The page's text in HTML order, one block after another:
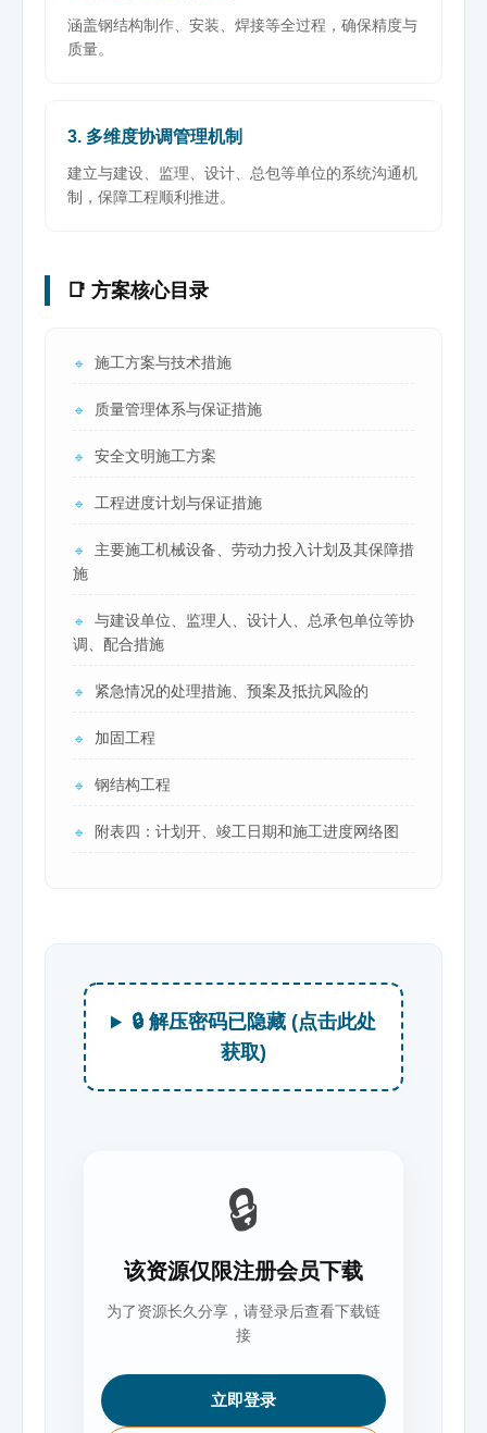
涵盖钢结构制作、安装、焊接等全过程，确保精度与
质量。
3. 多维度协调管理机制
建立与建设、监理、设计、总包等单位的系统沟通机
制，保障工程顺利推进。
📑 方案核心目录
🔹 施工方案与技术措施
🔹 质量管理体系与保证措施
🔹 安全文明施工方案
🔹 工程进度计划与保证措施
🔹
主要施工机械设备、劳动力投入计划及其保障措
施
🔹
与建设单位、监理人、设计人、总承包单位等协
调、配合措施
🔹 紧急情况的处理措施、预案及抵抗风险的
🔹 加固工程
🔹 钢结构工程
🔹 附表四：计划开、竣工日期和施工进度网络图
🔒 解压密码已隐藏 (点击此处
获取)
🔒
该资源仅限注册会员下载
为了资源长久分享，请登录后查看下载链
接
立即登录